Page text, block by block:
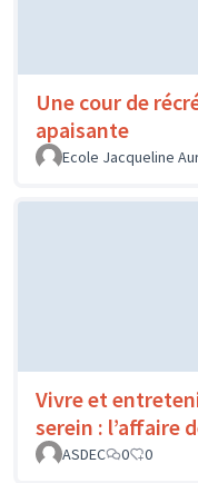
Une cour de
apaisante
Ecole Jacqueline
Vivre et
serein : l’affaire
ASDEC
0 0